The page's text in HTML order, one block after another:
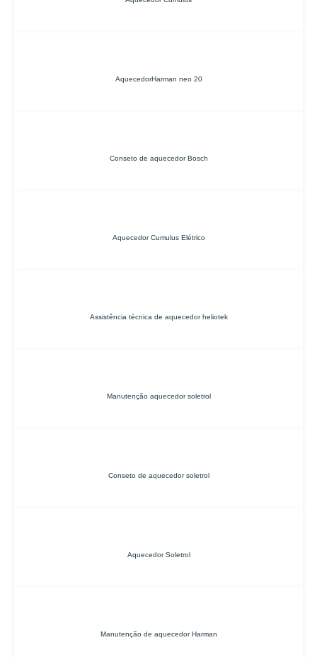
AquecedorHarman neo 20
Conseto de aquecedor Bosch
Aquecedor Cumulus Elétrico
Assistência técnica de aquecedor heliotek
Manutenção aquecedor soletrol
Conseto de aquecedor soletrol
Aquecedor Soletrol
Manutenção de aquecedor Harman